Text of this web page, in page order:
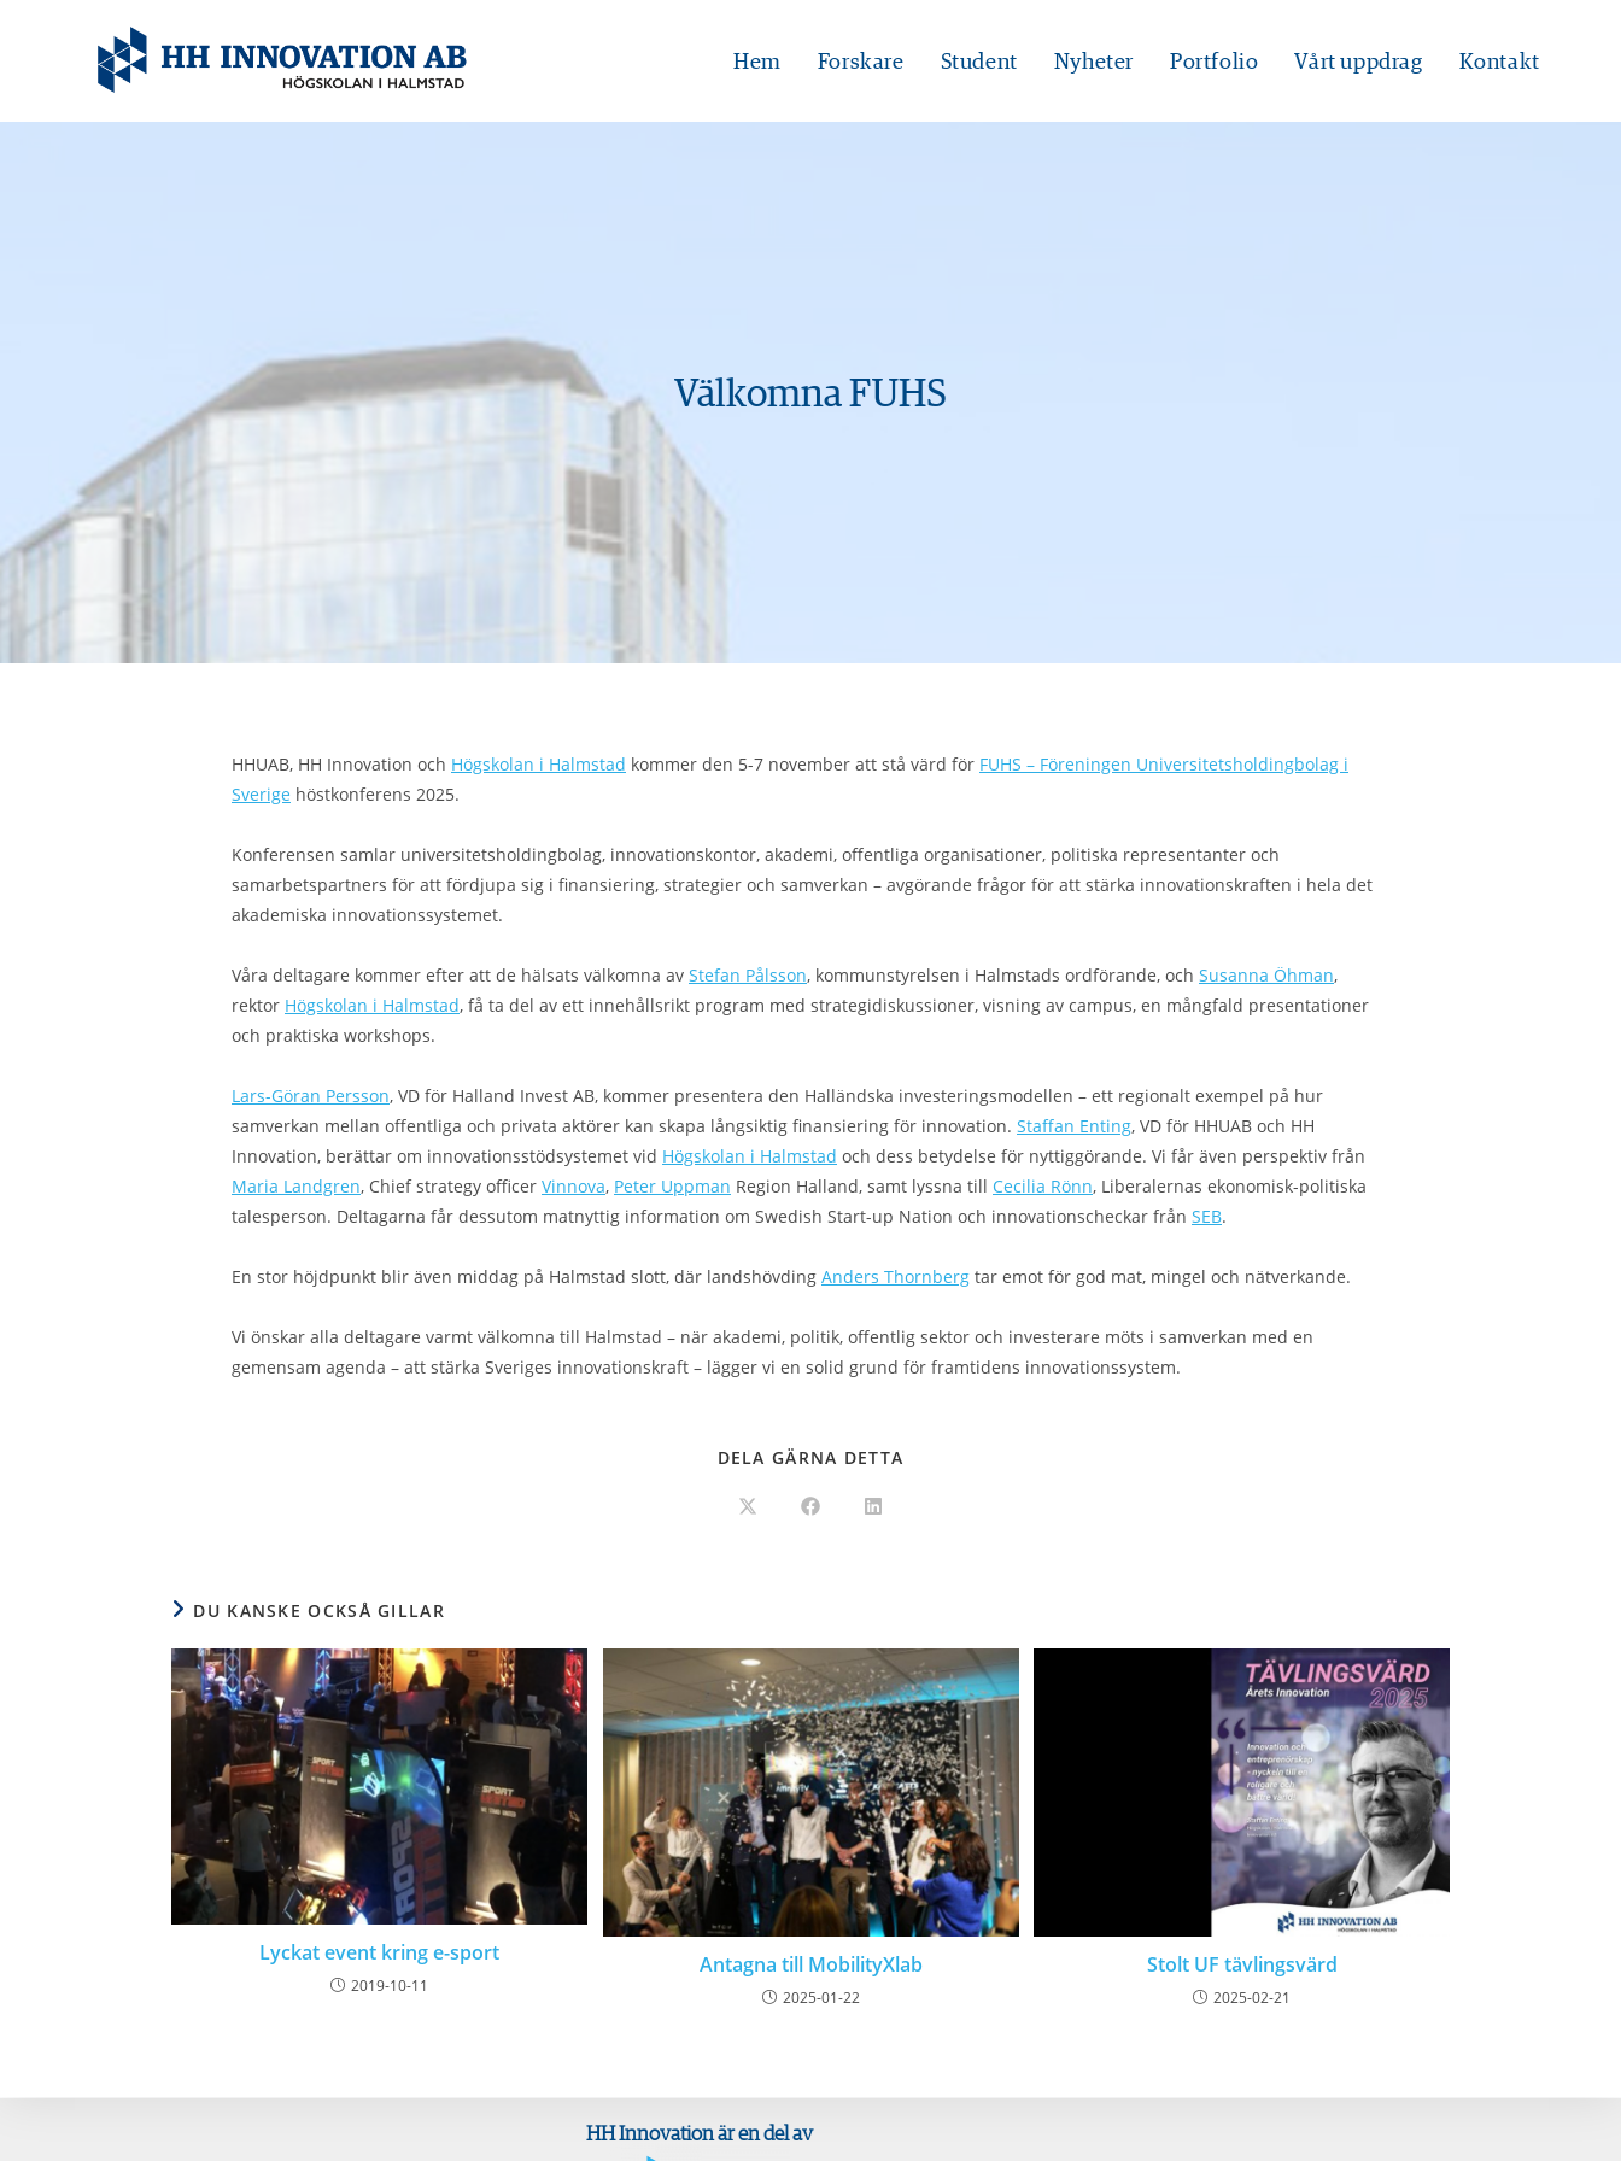
Hem Forskare Student Nyheter Portfolio Vårt uppdrag Kontakt
Välkomna FUHS
HHUAB, HH Innovation och Högskolan i Halmstad kommer den 5-7 november att stå värd för FUHS – Föreningen Universitetsholdingbolag i
Sverige höstkonferens 2025.
Konferensen samlar universitetsholdingbolag, innovationskontor, akademi, offentliga organisationer, politiska representanter och
samarbetspartners för att fördjupa sig i finansiering, strategier och samverkan – avgörande frågor för att stärka innovationskraften i hela det
akademiska innovationssystemet.
Våra deltagare kommer efter att de hälsats välkomna av Stefan Pålsson, kommunstyrelsen i Halmstads ordförande, och Susanna Öhman,
rektor Högskolan i Halmstad, få ta del av ett innehållsrikt program med strategidiskussioner, visning av campus, en mångfald presentationer
och praktiska workshops.
Lars-Göran Persson, VD för Halland Invest AB, kommer presentera den Halländska investeringsmodellen – ett regionalt exempel på hur
samverkan mellan offentliga och privata aktörer kan skapa långsiktig finansiering för innovation. Staffan Enting, VD för HHUAB och HH
Innovation, berättar om innovationsstödsystemet vid Högskolan i Halmstad och dess betydelse för nyttiggörande. Vi får även perspektiv från
Maria Landgren, Chief strategy officer Vinnova, Peter Uppman Region Halland, samt lyssna till Cecilia Rönn, Liberalernas ekonomisk-politiska
talesperson. Deltagarna får dessutom matnyttig information om Swedish Start-up Nation och innovationscheckar från SEB.
En stor höjdpunkt blir även middag på Halmstad slott, där landshövding Anders Thornberg tar emot för god mat, mingel och nätverkande.
Vi önskar alla deltagare varmt välkomna till Halmstad – när akademi, politik, offentlig sektor och investerare möts i samverkan med en
gemensam agenda – att stärka Sveriges innovationskraft – lägger vi en solid grund för framtidens innovationssystem.
DELA GÄRNA DETTA
DU KANSKE OCKSÅ GILLAR
Lyckat event kring e-sport
2019-10-11
Antagna till MobilityXlab
2025-01-22
Stolt UF tävlingsvärd
2025-02-21
HH Innovation är en del av